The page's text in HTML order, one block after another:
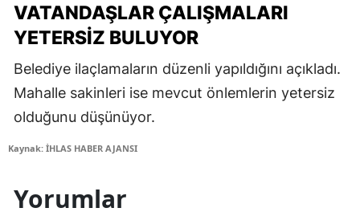
VATANDAŞLAR ÇALIŞMALARI
YETERSIZ BULUYOR
Belediye ilaçlamaların düzenli yapıldığını açıkladı.
Mahalle sakinleri ise mevcut önlemlerin yetersiz
olduğunu düşünüyor.
Kaynak: İHLAS HABER AJANSI
Yorumlar